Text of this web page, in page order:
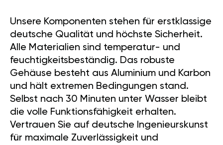
Unsere Komponenten stehen für erstklassige
deutsche Qualität und höchste Sicherheit.
Alle Materialien sind temperatur- und
feuchtigkeitsbeständig. Das robuste
Gehäuse besteht aus Aluminium und Karbon
und hält extremen Bedingungen stand.
Selbst nach 30 Minuten unter Wasser bleibt
die volle Funktionsfähigkeit erhalten.
Vertrauen Sie auf deutsche Ingenieurskunst
für maximale Zuverlässigkeit und